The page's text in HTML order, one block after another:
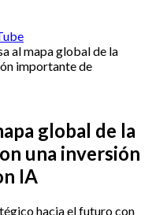
al mapa global de la
importante de
global de la
una inversión
IA
hacia el futuro con